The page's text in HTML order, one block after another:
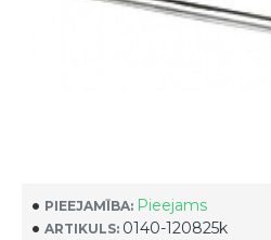
PIEEJAMĪBA: Pieejams
ARTIKULS: 0140-120825k